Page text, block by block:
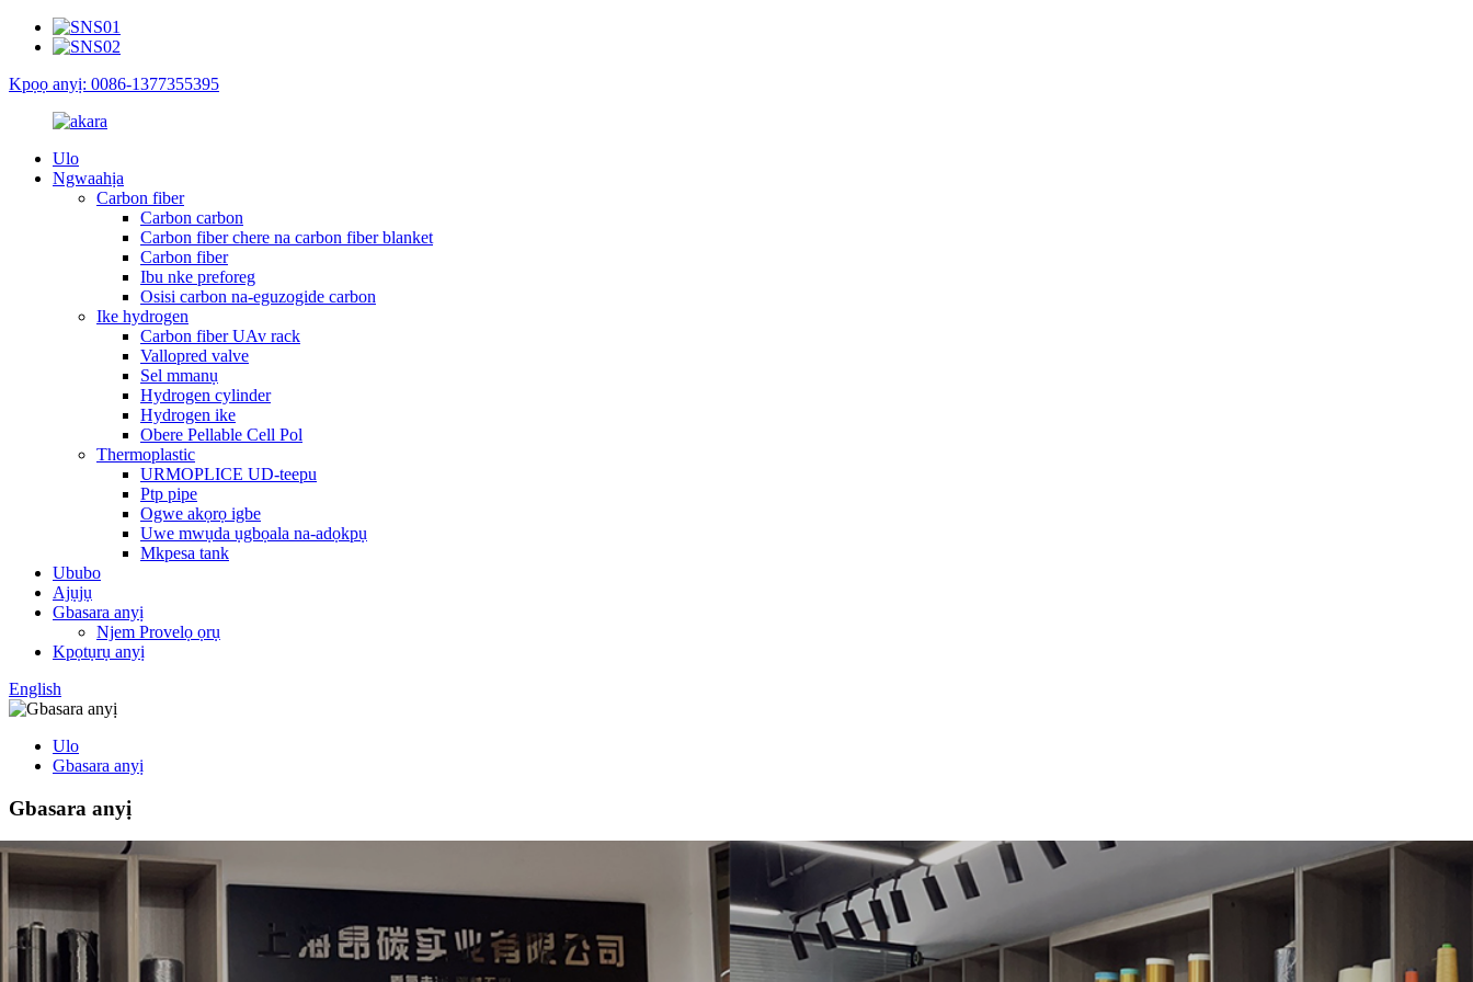
Kpọọ anyị: 0086-1377355395
Ulo
Ngwaahịa
Carbon fiber
Carbon carbon
Carbon fiber chere na carbon fiber blanket
Carbon fiber
Ibu nke preforeg
Osisi carbon na-eguzogide carbon
Ike hydrogen
Carbon fiber UAv rack
Vallopred valve
Sel mmanụ
Hydrogen cylinder
Hydrogen ike
Obere Pellable Cell Pol
Thermoplastic
URMOPLICE UD-teepu
Ptp pipe
Ogwe akọrọ igbe
Uwe mwụda ụgbọala na-adọkpụ
Mkpesa tank
Ububo
Ajụjụ
Gbasara anyị
Njem Provelọ ọrụ
Kpọtụrụ anyị
English
Ulo
Gbasara anyị
Gbasara anyị